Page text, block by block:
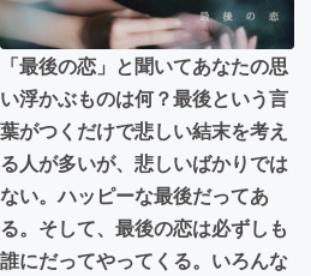
ビジネス・起業
まちづくり・地域活性化
CAMPFIRE for Social Good
CAMPFIREふるさと納税
「最後の恋」と聞いてあなたの思
い浮かぶものは何？最後という言
葉がつくだけで悲しい結末を考え
る人が多いが、悲しいばかりでは
ない。ハッピーな最後だってあ
る。そして、最後の恋は必ずしも
誰にだってやってくる。いろんな